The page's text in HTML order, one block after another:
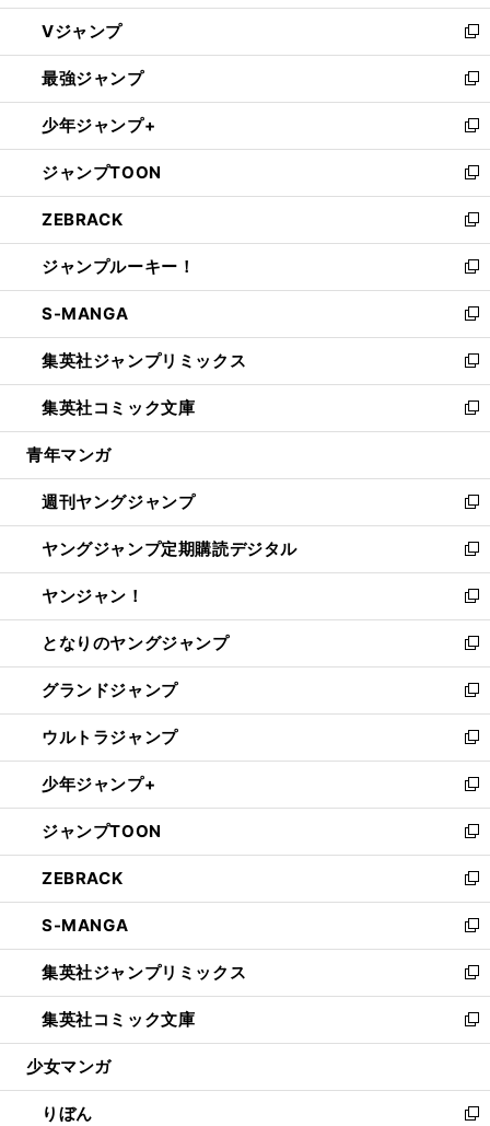
ウ
ィ
ン
ド
ウ
で
開
く
し
い
ウ
ィ
ン
ド
ウ
で
開
く
Vジャンプ
新
し
い
ウ
ィ
ン
ド
ウ
で
開
く
最強ジャンプ
新
し
い
ウ
ィ
ン
ド
ウ
で
開
く
少年ジャンプ+
新
し
い
ウ
ィ
ン
ド
ウ
で
開
く
ジャンプTOON
新
し
い
ウ
ィ
ン
ド
ウ
で
開
く
ZEBRACK
新
し
い
ウ
ィ
ン
ド
ウ
で
開
ジャンプルーキー！
新
し
い
ウ
ィ
ン
ド
ウ
開
く
S-MANGA
新
し
い
ウ
ィ
ン
ウ
で
開
く
集英社ジャンプリミックス
新
し
い
ウ
ン
ド
ウ
で
開
く
集英社コミック文庫
新
し
ウ
ィ
ン
ド
ウ
で
開
く
青年マンガ
週刊ヤングジャンプ
新
し
い
ウ
ィ
ン
ド
ウ
で
開
く
ヤングジャンプ定期購読デジタル
新
し
い
ウ
ィ
ン
ド
ウ
で
開
く
ヤンジャン！
新
し
い
ウ
ィ
ン
ド
ウ
で
開
く
となりのヤングジャンプ
新
し
い
ウ
ィ
ン
ド
ウ
で
開
く
グランドジャンプ
新
し
い
ウ
ィ
ン
ド
ウ
で
開
く
ウルトラジャンプ
新
し
い
ウ
ィ
ン
ド
ウ
で
開
く
少年ジャンプ+
新
し
い
ウ
ィ
ン
ド
ウ
で
開
く
ジャンプTOON
新
し
い
ウ
ィ
ン
ド
ウ
で
開
ZEBRACK
新
し
い
ウ
ィ
ン
ド
ウ
開
く
S-MANGA
新
し
い
ウ
ィ
ン
ウ
で
集英社ジャンプリミックス
新
し
い
ウ
ン
ド
集英社コミック文庫
新
し
ウ
ィ
少女マンガ
りぼん 新